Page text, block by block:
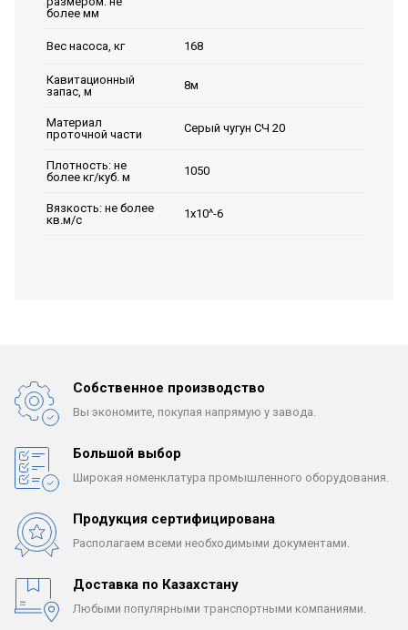
более мм
Вес насоса, кг 168
Кавитационный
запас, м
8м
Материал
проточной части
Серый чугун СЧ 20
Плотность: не
более кг/куб. м
1050
Вязкость: не более
кв.м/с
1х10^-6
Собственное производство
Вы экономите, покупая напрямую у завода.
Большой выбор
Широкая номенклатура промышленного оборудования.
Продукция сертифицирована
Располагаем всеми необходимыми документами.
Доставка по Казахстану
Любыми популярными транспортными компаниями.